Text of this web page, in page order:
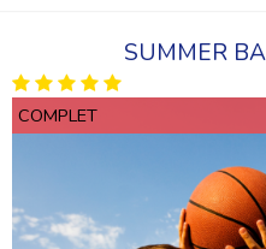
SUMMER
COMPLET